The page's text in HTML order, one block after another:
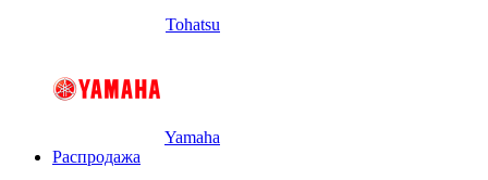
Tohatsu
Yamaha
Распродажа